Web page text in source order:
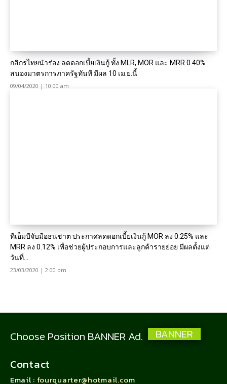
กสิกรไทยนำร่อง ลดดอกเบี้ยเงินกู้ ทั้ง MLR, MOR และ MRR 0.40%
สนองมาตรการภาครัฐทันที มีผล 10 เม.ย.นี้
09/04/2020 | 10:00 am
ทีเอ็มบีจับมือธนชาต ประกาศลดดอกเบี้ยเงินกู้ MOR ลง 0.25% และ
MRR ลง 0.12% เพื่อช่วยผู้ประกอบการและลูกค้ารายย่อย มีผลตั้งแต่
วันที่...
23/03/2020 | 2:00 pm
Choose Position BANNER Ad. BANNER
Contact
Email : fourquarter@hotmail.com